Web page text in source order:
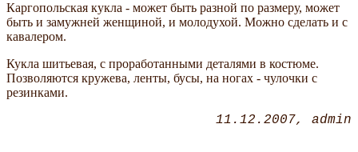
Каргопольская кукла - может быть разной по размеру, может
быть и замужней женщиной, и молодухой. Можно сделать и с
кавалером.
Кукла шитьевая, с проработанными деталями в костюме.
Позволяются кружева, ленты, бусы, на ногах - чулочки с
резинками.
11.12.2007 admin